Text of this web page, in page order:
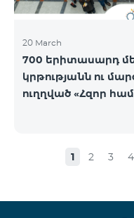
20 March
700 երիտասարդ
կրթությանն ու
ուղղված «Հզոր
1 2 3 4